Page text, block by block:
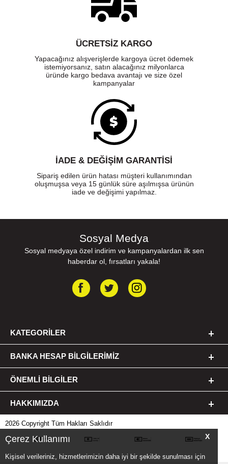
X
Çerez Kullanımı
Kişisel verileriniz, hizmetlerimizin daha iyi bir şekilde sunulması için
ÜCRETSIZ KARGO
Yapacağınız alışverişlerde kargoya ücret ödemek
istemiyorsanız, satın alacağınız milyonlarca
üründe kargo bedava avantajı ve size özel
kampanyalar
İADE & DEĞİŞİM GARANTİSİ
Sipariş edilen ürün hatası müşteri kullanımından
oluşmuşsa veya 15 günlük süre aşılmışsa ürünün
iade ve değişimi yapılmaz.
Sosyal Medya
Sosyal medyaya özel indirim ve kampanyalardan ilk sen
haberdar ol, fırsatları yakala!
KATEGORILER
BANKA HESAP BILGILERIMIZ
ÖNEMLI BILGILER
HAKKIMIZDA
2026 Copyright Tüm Hakları Saklıdır